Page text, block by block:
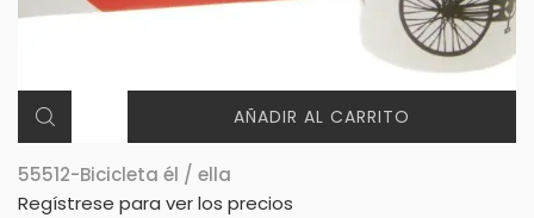
AÑADIR AL CARRITO
55512-Bicicleta él / ella
Regístrese para ver los precios